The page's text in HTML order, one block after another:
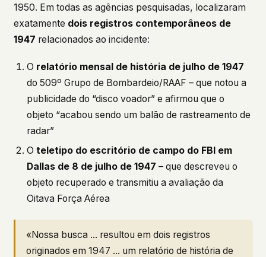
1950. Em todas as agências pesquisadas, localizaram
exatamente dois registros contemporâneos de
1947 relacionados ao incidente:
O relatório mensal de história de julho de 1947
do 509º Grupo de Bombardeio/RAAF – que notou a
publicidade do “disco voador” e afirmou que o
objeto “acabou sendo um balão de rastreamento de
radar”
O teletipo do escritório de campo do FBI em
Dallas de 8 de julho de 1947 – que descreveu o
objeto recuperado e transmitiu a avaliação da
Oitava Força Aérea
«Nossa busca ... resultou em dois registros
originados em 1947 ... um relatório de história de